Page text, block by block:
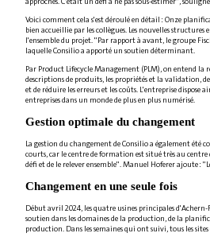
Voici comment cela s'est déroulé en détail : Onze
bien accueillie par les collègues. Les nouvelles
l'ensemble du projet. "Par rapport à avant, le groupe
laquelle Consilio a apporté un soutien déterminant.
Par Product Lifecycle Management (PLM), on entend la
descriptions de produits, les propriétés et la validation,
et de réduire les erreurs et les coûts. L'entreprise
entreprises dans un monde de plus en plus numérisé.
Gestion optimale du changement
La gestion du changement de Consilio a également été
courts, car le centre de formation est situé très au
défi et de le relever ensemble". Manuel Hoferer ajoute :
Changement en une seule fois
Début avril 2024, les quatre usines principales
soutien dans les domaines de la production, de la
production. Dans les semaines qui ont suivi, tous les